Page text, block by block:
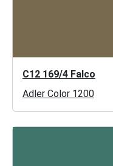
C12 169/4 Falco
Adler Color 1200